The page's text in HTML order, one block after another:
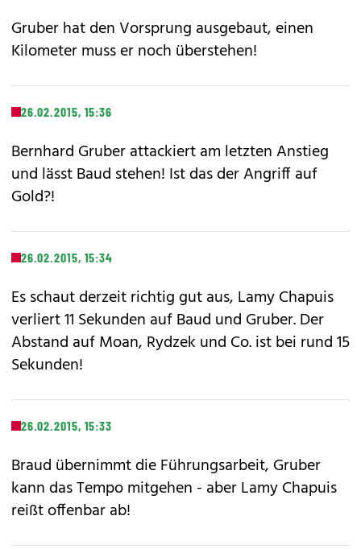
Gruber hat den Vorsprung ausgebaut, einen
Kilometer muss er noch überstehen!
26.02.2015, 15:36
Bernhard Gruber attackiert am letzten Anstieg
und lässt Baud stehen! Ist das der Angriff auf
Gold?!
26.02.2015, 15:34
Es schaut derzeit richtig gut aus, Lamy Chapuis
verliert 11 Sekunden auf Baud und Gruber. Der
Abstand auf Moan, Rydzek und Co. ist bei rund 15
Sekunden!
26.02.2015, 15:33
Braud übernimmt die Führungsarbeit, Gruber
kann das Tempo mitgehen - aber Lamy Chapuis
reißt offenbar ab!